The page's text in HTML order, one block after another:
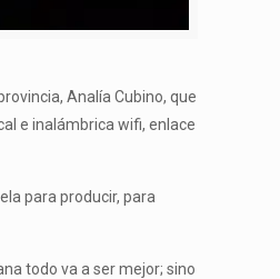
Analía Cubino, que
e inalámbrica wifi, enlace
para producir, para
todo va a ser mejor; sino